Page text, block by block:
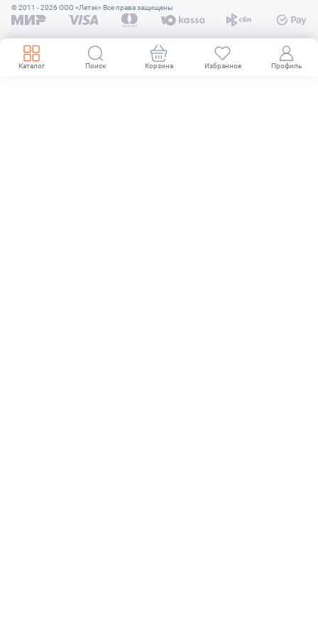
© 2011 - 2026 OOO «Летэк» Все права защищены
Каталог Поиск Корзина Избранное Профиль